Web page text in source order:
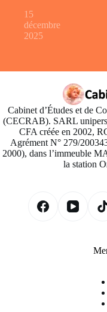
15
décembre
2025
Cabinet d’Études et de
(CECRAB). SARL
CFA créée en 2002,
Agrément N° 279/
2000), dans l’immeuble
la station